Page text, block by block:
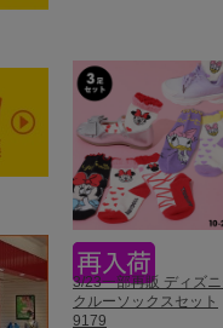
3/23一部再販 ディズ
クルーソックスセット
9179